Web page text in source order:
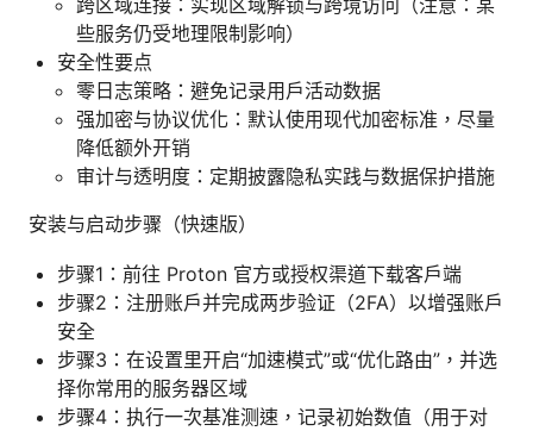
些服务仍受地理限制影响）
安全性要点
零日志策略：避免记录用户活动数据
强加密与协议优化：默认使用现代加密标准，尽量
降低额外开销
审计与透明度：定期披露隐私实践与数据保护措施
安装与启动步骤（快速版）
步骤1：前往 Proton 官方或授权渠道下载客户端
步骤2：注册账户并完成两步验证（2FA）以增强账户
安全
步骤3：在设置里开启“加速模式”或“优化路由”，并选
择你常用的服务器区域
步骤4：执行一次基准测速，记录初始数值（用于对